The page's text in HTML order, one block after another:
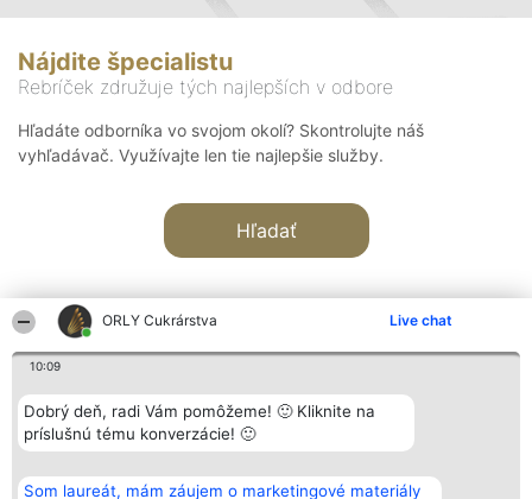
ORLY Cukrárstva Live chat
10:09
Dobrý deň, radi Vám pomôžeme! 🙂 Kliknite na
príslušnú tému konverzácie! 🙂
Som laureát, mám záujem o marketingové materiály
Nájdite špecialistu
Rebríček združuje tých najlepších v odbore
Hľadáte odborníka vo svojom okolí? Skontrolujte náš
vyhľadávač. Využívajte len tie najlepšie služby.
Hľadať
Organizátor hodnotenia
Bright Side Solutions sp. z o.
o. sp. k.
Wrocław 50-079
KRS 0000749100 | Regon
Hodnotenie
Laureáti
Lista
Laureatów
Podmienky
Kontakt
Kontakt